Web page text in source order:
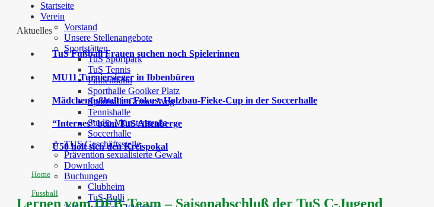
Startseite
Verein
Vorstand
Unsere Stellenangebote
Sportstätten
TuS Sportpark
TuS Tennis
Finnenbahn
Sporthalle Gooiker Platz
Sporthalle Grüner Weg
Tennishalle
Studio Münsterstraße
Soccerhalle
TUS Geschäftsstelle
Prävention sexualisierte Gewalt
Download
Buchungen
Clubheim
TuS-Bulli
Aktuelles
TuS Fußball Frauen suchen noch Spielerinnen
MU11 Turniersieger in Ibbenbüren
Mädchenfußball im Fokus: Holzbau-Fieke-Cup in der Soccerhalle
“Internes” beim TuS Altenberge
Ü50 holt sich den Kreispokal
Home
Fussball
Lernen vom DFB-Team – Saisonabschluß der TuS C-Jugend